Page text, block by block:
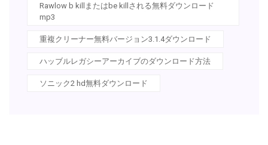
Rawlow b killまたはbe killされる無料ダウンロード
mp3
重複クリーナー無料バージョン3.1.4ダウンロード
ハッブルレガシーアーカイブのダウンロード方法
ソニック2 hd無料ダウンロード